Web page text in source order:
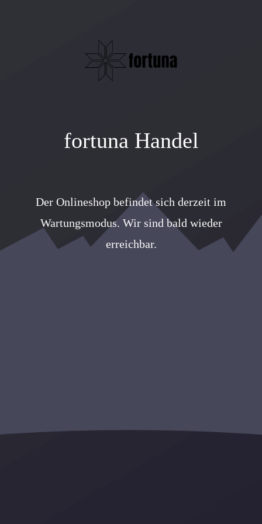
fortuna Handel
Der Onlineshop befindet sich derzeit im
Wartungsmodus. Wir sind bald wieder
erreichbar.